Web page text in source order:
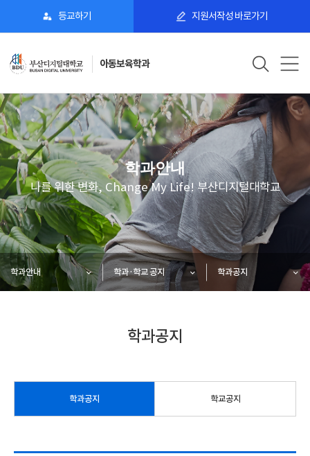
등교하기 지원서작성 바로가기
아동보육학과
학과안내
나를 위한 변화, Change My Life! 부산디지털대학교
학과안내 학과·학교 공지 학과공지
학과공지
학과공지 학교공지